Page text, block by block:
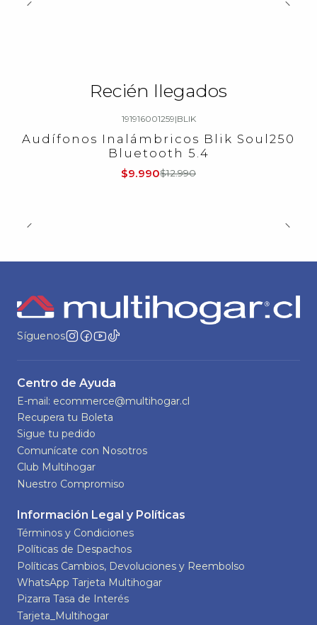
Recién llegados
-23%OFF
191916001259|BLIK
Audífonos Inalámbricos Blik Soul250
Bluetooth 5.4
$9.990$12.990
Síguenos
Centro de Ayuda
E-mail: ecommerce@multihogar.cl
Recupera tu Boleta
Sigue tu pedido
Comunícate con Nosotros
Club Multihogar
Nuestro Compromiso
Información Legal y Políticas
Términos y Condiciones
Políticas de Despachos
Políticas Cambios, Devoluciones y Reembolso
WhatsApp Tarjeta Multihogar
Pizarra Tasa de Interés
Tarjeta_Multihogar